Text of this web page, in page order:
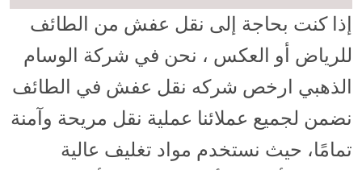
إذا كنت بحاجة إلى نقل عفش من الطائف
للرياض أو العكس ، نحن في شركة الوسام
الذهبي ارخص شركه نقل عفش في الطائف
نضمن لجميع عملائنا عملية نقل مريحة وآمنة
تمامًا، حيث نستخدم مواد تغليف عالية